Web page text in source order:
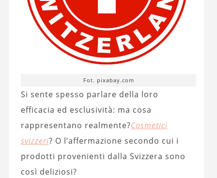
Fot. pixabay.com
Si sente spesso parlare della loro
efficacia ed esclusività: ma cosa
rappresentano realmente?Cosmetici
svizzeri? O l’affermazione secondo cui i
prodotti provenienti dalla Svizzera sono
così deliziosi?